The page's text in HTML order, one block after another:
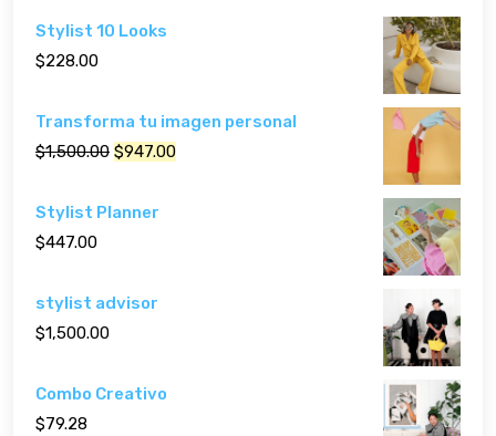
Stylist 10 Looks
$228.00
Transforma tu imagen personal
$1,500.00 $947.00
Stylist Planner
$447.00
stylist advisor
$1,500.00
Combo Creativo
$79.28